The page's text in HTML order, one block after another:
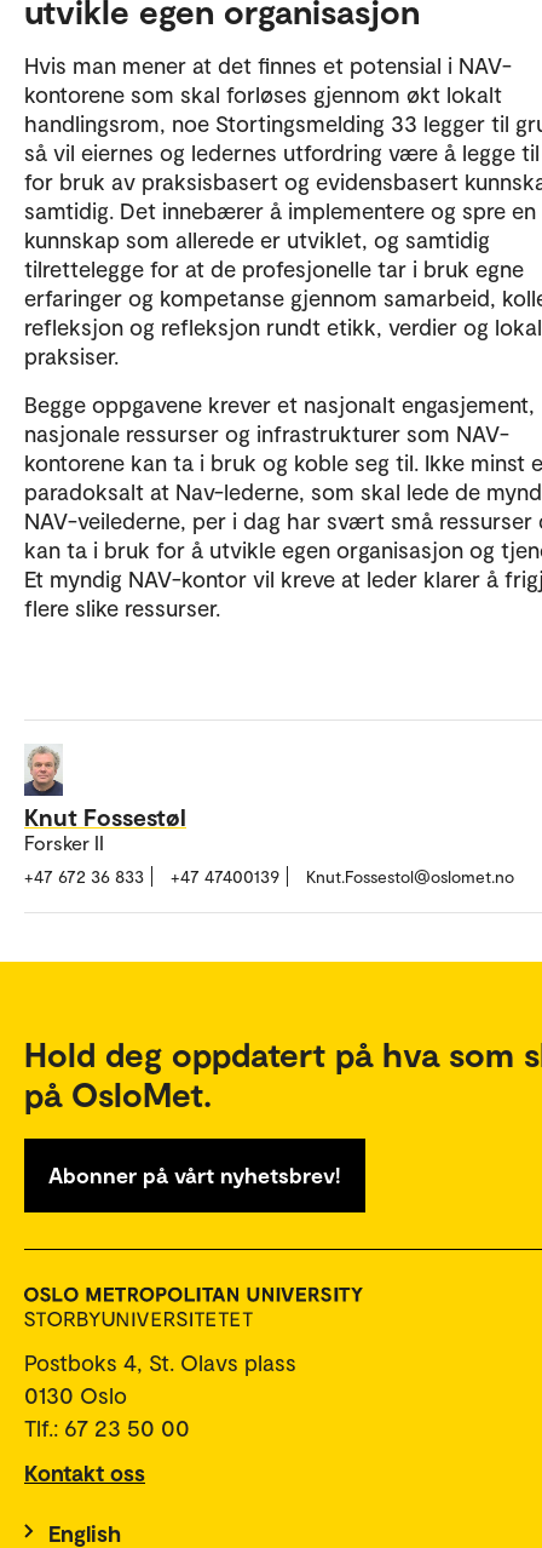
utvikle egen organisasjon
Hvis man mener at det finnes et potensial i NAV-
kontorene som skal forløses gjennom økt lokalt
handlingsrom, noe Stortingsmelding 33 legger til
så vil eiernes og ledernes utfordring være å legge
for bruk av praksisbasert og evidensbasert
samtidig. Det innebærer å implementere og spre en
kunnskap som allerede er utviklet, og samtidig
tilrettelegge for at de profesjonelle tar i bruk egne
erfaringer og kompetanse gjennom samarbeid,
refleksjon og refleksjon rundt etikk, verdier og
praksiser.
Begge oppgavene krever et nasjonalt engasjement,
nasjonale ressurser og infrastrukturer som NAV-
kontorene kan ta i bruk og koble seg til. Ikke minst
paradoksalt at Nav-lederne, som skal lede de
NAV-veilederne, per i dag har svært små ressurser
kan ta i bruk for å utvikle egen organisasjon og
Et myndig NAV-kontor vil kreve at leder klarer å
flere slike ressurser.
Knut Fossestøl
Forsker II
+47 672 36 833 +47 47400139 Knut.Fossestol@oslomet.no
Hold deg oppdatert på hva som
på OsloMet.
Abonner på vårt nyhetsbrev!
Postboks 4, St. Olavs plass
0130 Oslo
Tlf.: 67 23 50 00
Kontakt oss
English